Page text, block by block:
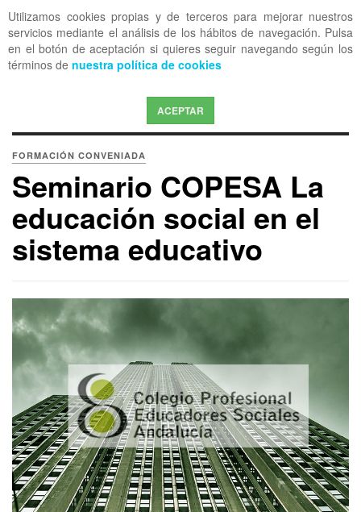
Utilizamos cookies propias y de terceros para mejorar nuestros
servicios mediante el análisis de los hábitos de navegación. Pulsa
en el botón de aceptación si quieres seguir navegando según los
términos de nuestra política de cookies
ACEPTAR
OFF CANVAS
FORMACIÓN CONVENIADA
Seminario COPESA La
educación social en el
sistema educativo